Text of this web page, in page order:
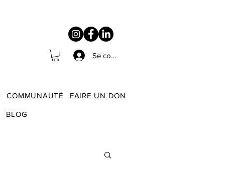
Se connecter
COMMUNAUTÉ FAIRE UN DON
BLOG